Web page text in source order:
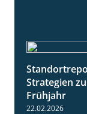
Strategien
Frühjahr
22.02.2026